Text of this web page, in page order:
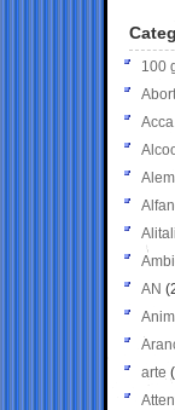
100
AN
arte